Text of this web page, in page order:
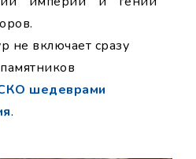
не включает сразу
шедеврами
.